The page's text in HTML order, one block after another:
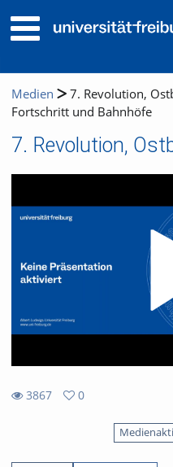
Medien
7. Revolution,
Fortschritt und Bahnhöfe
3867
0